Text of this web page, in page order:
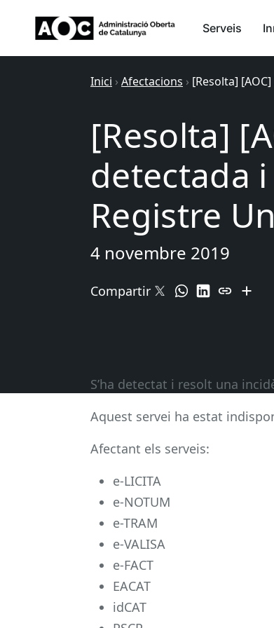
Serveis
Inici › Afectacions › [Resolta]
[Resolta]
detectada
Registre
4 novembre 2019
Compartir
S’ha detectat i resolt una
Aquest servei ha estat
Afectant els serveis:
e-LICITA
e-NOTUM
e-TRAM
e-VALISA
e-FACT
EACAT
idCAT